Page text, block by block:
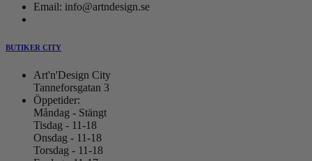
Email: info@artndesign.se
BUTIKER CITY
Art'n'Design City
Tanneforsgatan 3
Öppetider:
Måndag - Stängt
Tisdag - 11-18
Onsdag - 11-18
Torsdag - 11-18